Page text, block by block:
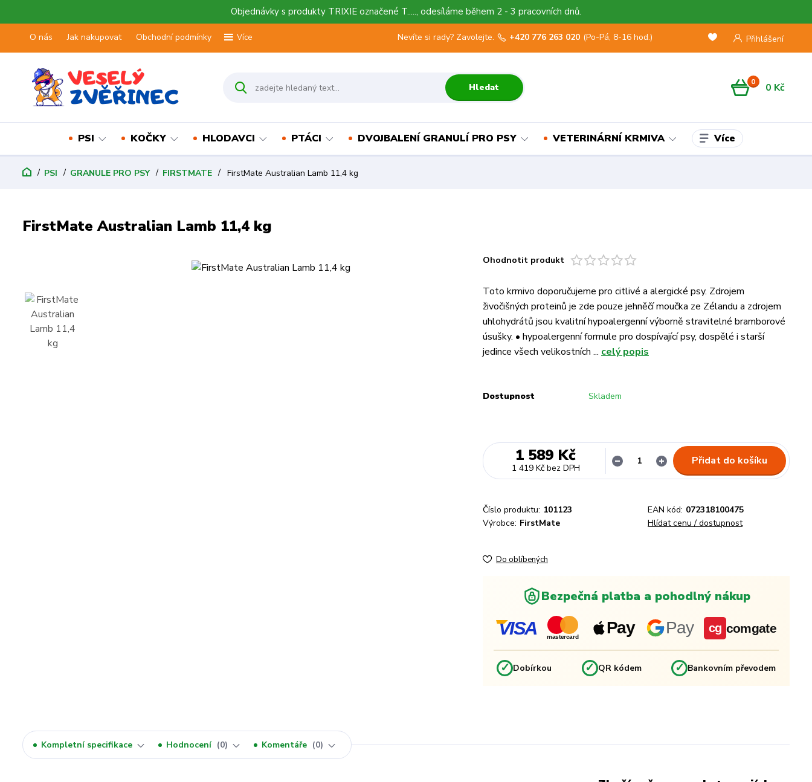
Objednávky s produkty TRIXIE označené T....., odesíláme během 2 - 3 pracovních dnů.
O nás Jak nakupovat Obchodní podmínky Více Přihlášení
Hledat
Nevíte si rady? Zavolejte. +420 776 263 020 (Po-Pá, 8-16 hod.)
0 0 Kč
PSI KOČKY HLODAVCI PTÁCI DVOJBALENÍ GRANULÍ PRO PSY VETERINÁRNÍ KRMIVA Více
PSI GRANULE PRO PSY FIRSTMATE FirstMate Australian Lamb 11,4 kg
FirstMate Australian Lamb 11,4 kg
Ohodnotit produkt
Toto krmivo doporučujeme pro citlivé a alergické psy. Zdrojem
živočišných proteinů je zde pouze jehněčí moučka ze Zélandu a zdrojem
uhlohydrátů jsou kvalitní hypoalergenní výborně stravitelné bramborové
úsušky. • hypoalergenní formule pro dospívající psy, dospělé i starší
jedince všech velikostních ... celý popis
Dostupnost Skladem
1 589 Kč
1 419 Kč bez DPH
Přidat do košíku
Číslo produktu: 101123 EAN kód: 072318100475
Výrobce: FirstMate Hlídat cenu / dostupnost
Do oblíbených
Bezpečná platba a pohodlný nákup
VISA mastercard Pay Pay cg comgate
✓ Dobírkou ✓ QR kódem ✓ Bankovním převodem
Kompletní specifikace Hodnocení 0 Komentáře 0